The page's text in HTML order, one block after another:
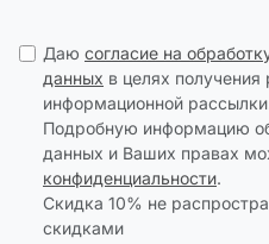
Даю согласие на
данных в целях
информационной
Подробную информацию
данных и Ваших правах
конфиденциальности.
Скидка 10% не
скидками